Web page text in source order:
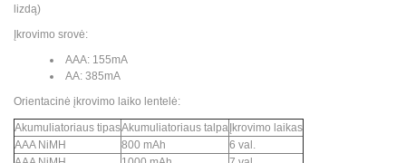
lizdą)
Įkrovimo srovė:
AAA: 155mA
AA: 385mA
Orientacinė įkrovimo laiko lentelė:
Akumuliatoriaus tipasAkumuliatoriaus talpa Įkrovimo laikas
AAA NiMH
800 mAh
6 val.